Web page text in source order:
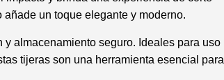
un toque elegante y moderno.
almacenamiento seguro. Ideales para uso
tijeras son una herramienta esencial para